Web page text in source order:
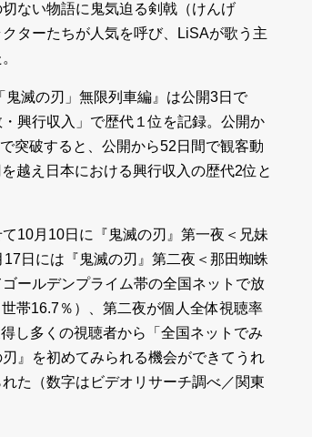
ない物語に鬼気迫る剣戟（けんげ
ターたちが人気を呼び、LiSAが歌う主
滅の刃」無限列車編』は公開3日で
興行収入」で歴代１位を記録。公開か
突破すると、公開から52日間で観客動
越え日本における興行収入の歴代2位と
10月10日に『鬼滅の刃』第一夜＜兄妹
日には『鬼滅の刃』第二夜＜那田蜘蛛
ールデンプライム帯の全国ネットで放
帯16.7％）、第二夜が個人全体視聴率
し多くの視聴者から「全国ネットでみ
』を初めてみられる機会ができてうれ
た（数字はビデオリサーチ調べ／関東